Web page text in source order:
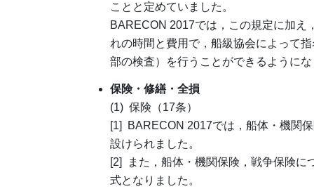
ことと定めていました。
BARECON 2017では，この規定に加え
れの時間と費用で，船級協会によって
部の検査）を行うことができるように
保険・修繕・全損
(1) 保険（17条）
[1] BARECON 2017では，船体・機関
設けられました。
[2] また，船体・機関保険，戦争保険に
式となりました。